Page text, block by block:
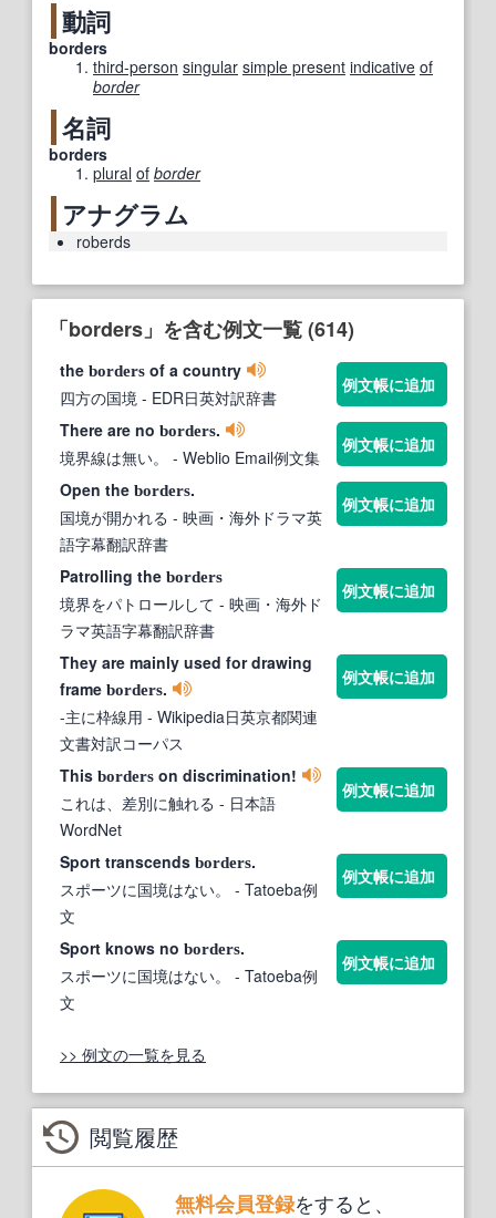
動詞
borders
third-person singular simple present indicative of
border
名詞
borders
plural of border
アナグラム
roberds
「borders」を含む例文一覧 (614)
the borders of a country
四方の国境 - EDR日英対訳辞書
例文帳に追加
There are no borders.
境界線は無い。
- Weblio Email例文集
例文帳に追加
Open the borders.
国境が開かれる - 映画・海外ドラマ英
語字幕翻訳辞書
例文帳に追加
Patrolling the borders
境界をパトロールして - 映画・海外ド
ラマ英語字幕翻訳辞書
例文帳に追加
They are mainly used for drawing
frame borders.
-主に枠線用 - Wikipedia日英京都関連
文書対訳コーパス
例文帳に追加
This borders on discrimination!
これは、差別に触れる - 日本語
WordNet
例文帳に追加
Sport transcends borders.
スポーツに国境はない。
- Tatoeba例
文
例文帳に追加
Sport knows no borders.
スポーツに国境はない。
- Tatoeba例
文
例文帳に追加
>> 例文の一覧を見る
閲覧履歴
無料会員登録をすると、